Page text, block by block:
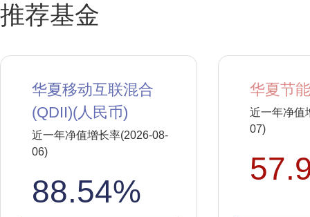
推荐基金
华夏移动互联混合
(QDII)(人民币)
近一年净值增长率(2026-08-
06)
88.54%
华夏节
近一年净值
07)